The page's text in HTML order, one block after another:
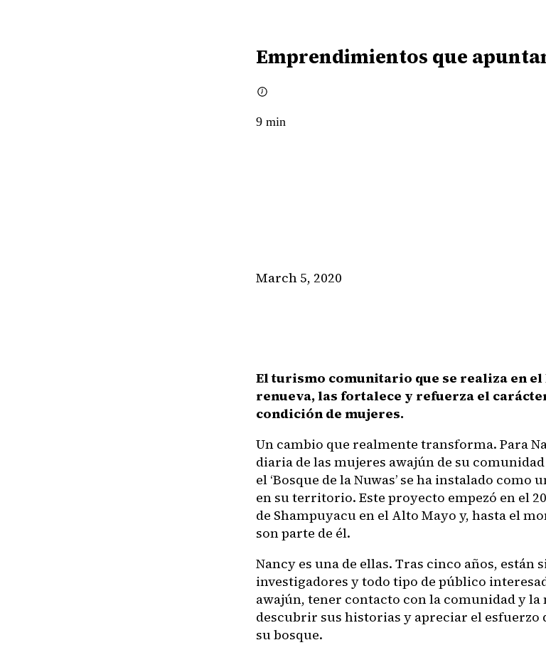
Emprendimientos que
9 min
March 5, 2020
El turismo comunitario que se realiza en el
renueva, las fortalece y refuerza el
condición de mujeres.
Un cambio que realmente transforma. Para
diaria de las mujeres awajún de su
el ‘Bosque de la Nuwas’ se ha instalado
en su territorio. Este proyecto empezó en el
de Shampuyacu en el Alto Mayo y, hasta el
son parte de él.
Nancy es una de ellas. Tras cinco años,
investigadores y todo tipo de público
awajún, tener contacto con la comunidad y la
descubrir sus historias y apreciar el esfuerzo
su bosque.